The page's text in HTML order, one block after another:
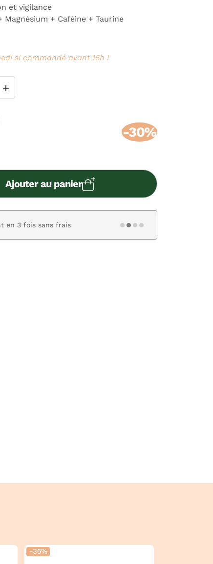
et vigilance
Magnésium + Caféine + Taurine
si commandé avant 15h !

-30%
Ajouter au panier
en 3 fois sans frais
-35%